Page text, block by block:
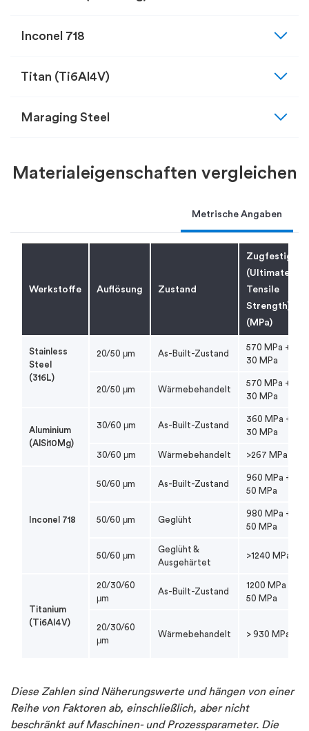
Inconel 718 expand_more
Titan (Ti6Al4V) expand_more
Maraging Steel expand_more
Materialeigenschaften vergleichen
Metrische Angaben
Werkstoffe Auflösung Zustand
(Ultimate
Tensile
Strength)
(MPa)
Stainless
Steel
(316L)
20/50 μm As-Built-Zustand
570 MPa +/-
30 MPa
20/50 μm Wärmebehandelt
570 MPa +/-
30 MPa
Aluminium
(AlSi10Mg)
30/60 μm As-Built-Zustand
360 MPa +/-
30 MPa
30/60 μm Wärmebehandelt >267 MPa
Inconel 718
50/60 μm As-Built-Zustand
960 MPa +/-
50 MPa
50/60 μm Geglüht
980 MPa +/-
50 MPa
50/60 μm
Geglüht &
Ausgehärtet
>1240 MPa
Titanium
(Ti6Al4V)
20/30/60
μm
As-Built-Zustand
1200 MPa +/-
50 MPa
20/30/60
μm
Wärmebehandelt > 930 MPa
Diese Zahlen sind Näherungswerte und hängen von einer
Reihe von Faktoren ab, einschließlich, aber nicht
beschränkt auf Maschinen- und Prozessparameter. Die